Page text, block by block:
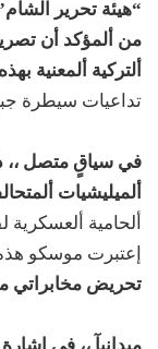
“هيئة تحرير
من ألمؤكد أن
ألتركية ألمعنية
تداعيات سيطرة
في سياقٍ متصل ،،
ألميليشيات
ألحامية
إعتبرت موسكو هذه
تحريض مخابراتي